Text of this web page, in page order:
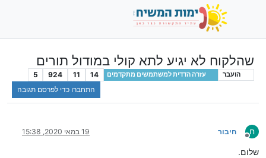
שהלקוח לא יגיע לתא קולי במודול תורים
הועבר עזרה הדדית למשתמשים מתקדמים 14
11
924
5
התחברו כדי לפרסם תגובה
ח
מנותק
חיבור 19 במאי 2020, 15:38
שלום.